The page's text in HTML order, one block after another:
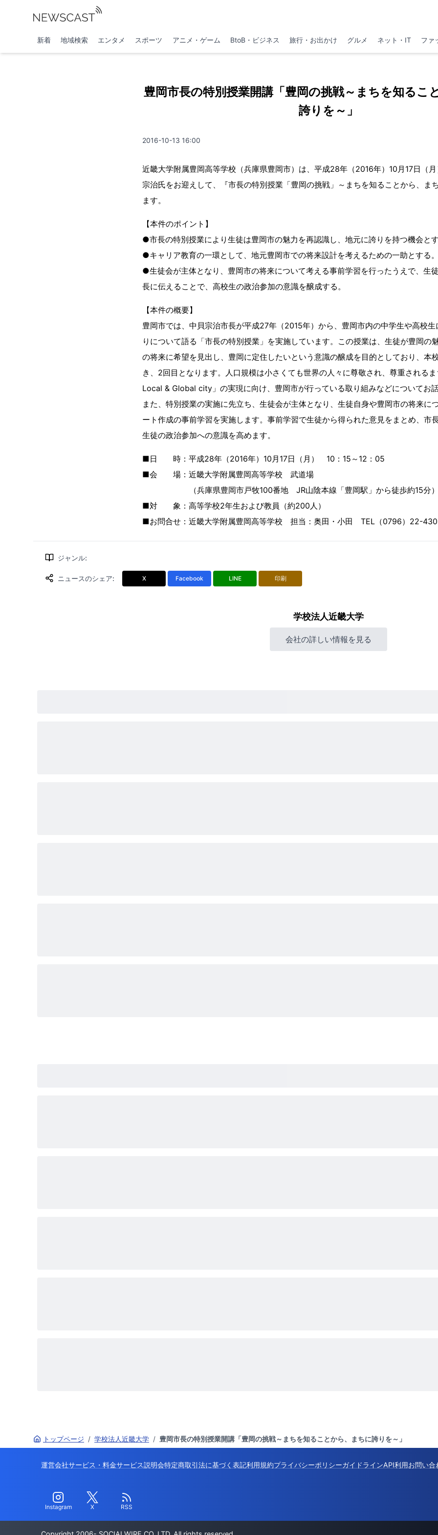
新着 地域検索 エンタメ スポーツ アニメ・ゲーム BtoB・ビジネス 旅行・お出かけ グルメ ネット・IT ファ
豊岡市長の特別授業開講「豊岡の挑戦～まちを知るこ
誇りを～」
2016-10-13 16:00
近畿大学附属豊岡高等学校（兵庫県豊岡市）は、平成28年（2016年）10月17日（
宗治氏をお迎えして、『市長の特別授業「豊岡の挑戦」～まちを知ることから、ま
ます。
【本件のポイント】
●市長の特別授業により生徒は豊岡市の魅力を再認識し、地元に誇りを持つ機会と
●キャリア教育の一環として、地元豊岡市での将来設計を考えるための一助とする
●生徒会が主体となり、豊岡市の将来について考える事前学習を行ったうえで、生
長に伝えることで、高校生の政治参加の意識を醸成する。
【本件の概要】
豊岡市では、中貝宗治市長が平成27年（2015年）から、豊岡市内の中学生や高校
りについて語る「市長の特別授業」を実施しています。この授業は、生徒が豊岡の
の将来に希望を見出し、豊岡に定住したいという意識の醸成を目的としており、本
き、2回目となります。人口規模は小さくても世界の人々に尊敬され、尊重される
Local & Global city」の実現に向け、豊岡市が行っている取り組みなどについてお
また、特別授業の実施に先立ち、生徒会が主体となり、生徒自身や豊岡市の将来に
ート作成の事前学習を実施します。事前学習で生徒から得られた意見をまとめ、市
生徒の政治参加への意識を高めます。
■日 時：平成28年（2016年）10月17日（月） 10：15～12：05
■会 場：近畿大学附属豊岡高等学校 武道場
（兵庫県豊岡市戸牧100番地 JR山陰本線「豊岡駅」から徒歩約15分
■対 象：高等学校2年生および教員（約200人）
■お問合せ：近畿大学附属豊岡高等学校 担当：奥田・小田 TEL（0796）22-
ジャンル:
ニュースのシェア: X Facebook LINE 印刷
学校法人近畿大学
会社の詳しい情報を見る
トップページ / 学校法人近畿大学 / 豊岡市長の特別授業開講「豊岡の挑戦～まちを知ることから、まちに誇りを～」
運営会社サービス・料金サービス説明会特定商取引法に基づく表記利用規約プライバシーポリシーガイドラインAPI利用お問い合
Instagram X RSS